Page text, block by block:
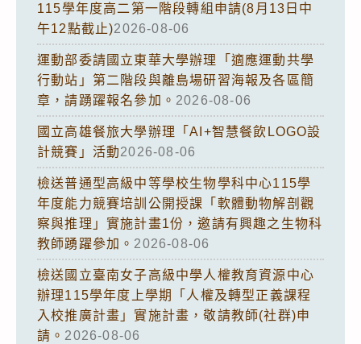
115學年度高二第一階段轉組申請(8月13日中
午12點截止)2026-08-06
運動部委請國立東華大學辦理「適應運動共學
行動站」第二階段與離島場研習海報及各區簡
章，請踴躍報名參加。 2026-08-06
國立高雄餐旅大學辦理「AI+智慧餐飲LOGO設
計競賽」活動2026-08-06
檢送普通型高級中等學校生物學科中心115學
年度能力競賽培訓公開授課「軟體動物解剖觀
察與推理」實施計畫1份，邀請有興趣之生物科
教師踴躍參加。 2026-08-06
檢送國立臺南女子高級中學人權教育資源中心
辦理115學年度上學期「人權及轉型正義課程
入校推廣計畫」實施計畫，敬請教師(社群)申
請。 2026-08-06